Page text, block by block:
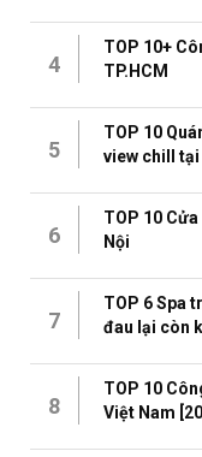
4
TOP 10+
TP.HCM
5
TOP 10
view chill tại
6
TOP 10
Nội
7
TOP 6 Spa
đau lại còn
8
TOP 10
Việt Nam